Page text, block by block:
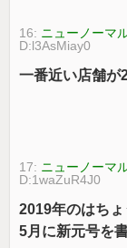
16: ニューノーマ
D:l3AsMiay0
一番近い店舗が
17: ニューノーマ
D:1waZuR4J0
2019年のはち
5月に新元号を